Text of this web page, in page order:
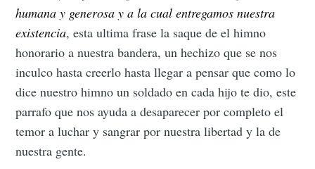
humana y generosa y a la cual entregamos nuestra
existencia, esta ultima frase la saque de el himno
honorario a nuestra bandera, un hechizo que se nos
inculco hasta creerlo hasta llegar a pensar que como lo
dice nuestro himno un soldado en cada hijo te dio, este
parrafo que nos ayuda a desaparecer por completo el
temor a luchar y sangrar por nuestra libertad y la de
nuestra gente.